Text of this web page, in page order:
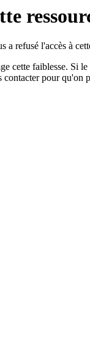
refusé l'accès à
cette faiblesse. Si
pour qu'on